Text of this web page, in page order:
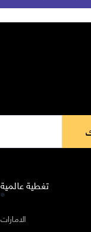
تغطية عالمية
الامارات